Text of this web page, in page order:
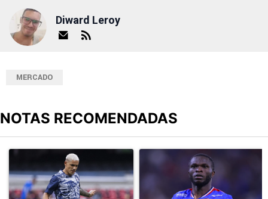
Diward Leroy
MERCADO
NOTAS RECOMENDADAS
Un artículo de tendencia con el título "Revelan un detalle clave
Un artículo de tendencia con